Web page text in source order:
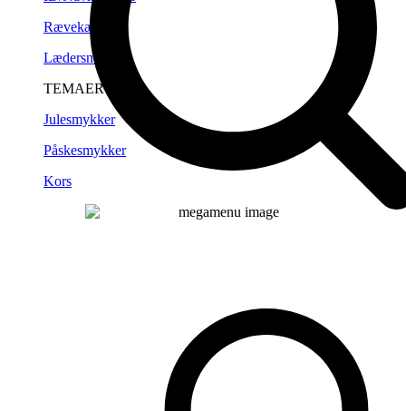
Rævekæder
Lædersnørre
TEMAER
Julesmykker
Påskesmykker
Kors